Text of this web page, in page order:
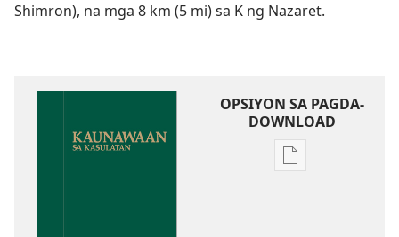
Shimron), na mga 8 km (5 mi) sa K ng Nazaret.
OPSIYON SA PAGDA-
DOWNLOAD
Opsiyon